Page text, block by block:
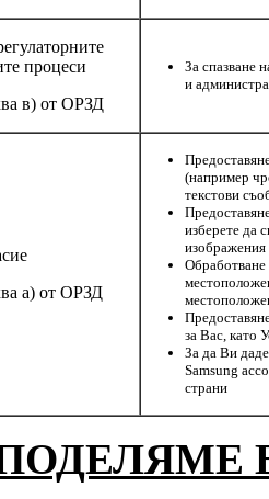
процеси
в) от ОРЗД
За спазване
и
а) от ОРЗД
(например
текстови
изберете да
изображения
за Вас, като
За да Ви
Samsung
страни